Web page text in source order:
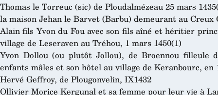
Thomas le Torreuc (sic) de Ploudalmézeau 25 mars
la maison Jehan le Barvet (Barbu) demeurant au Creux
Alain fils Yvon du Fou avec son fils aîné et héritier
village de Leseraven au Tréhou, 1 mars 1450(1)
Yvon Dollou (ou plutôt Jollou), de Broennou filleule
enfants mâles et son hôtel au village de Keranbourc, en
Hervé Geffroy, de Plougonvelin, IX1432
Ollivier Morice Kergunal et sa femme pour leur vie à